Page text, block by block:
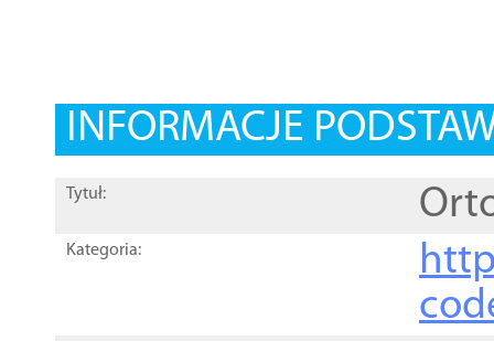
INFORMACJE
Tytuł:
Kategoria: